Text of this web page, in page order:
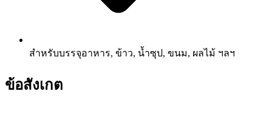
สำหรับบรรจุอาหาร, ข้าว, น้ำซุป, ขนม, ผลไม้ ฯลฯ
ข้อสังเกต